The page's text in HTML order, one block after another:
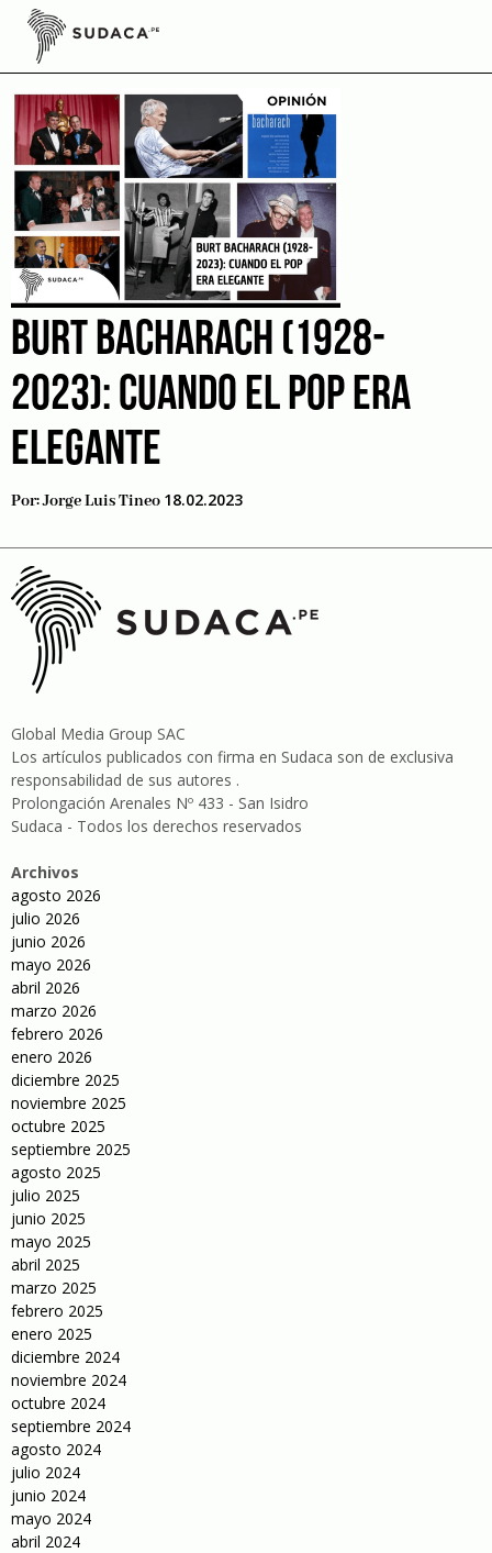
Skip
contentBurt Bacharach
BURT BACHARACH (1928-
2023): CUANDO EL POP ERA
ELEGANTE
Por:Jorge Luis Tineo 18.02.2023
Global Media Group SAC
Los artículos publicados con firma en Sudaca son de exclusiva
responsabilidad de sus autores .
Prolongación Arenales Nº 433 - San Isidro
Sudaca - Todos los derechos reservados
Archivos
agosto 2026
julio 2026
junio 2026
mayo 2026
abril 2026
marzo 2026
febrero 2026
enero 2026
diciembre 2025
noviembre 2025
octubre 2025
septiembre 2025
agosto 2025
julio 2025
junio 2025
mayo 2025
abril 2025
marzo 2025
febrero 2025
enero 2025
diciembre 2024
noviembre 2024
octubre 2024
septiembre 2024
agosto 2024
julio 2024
junio 2024
mayo 2024
abril 2024